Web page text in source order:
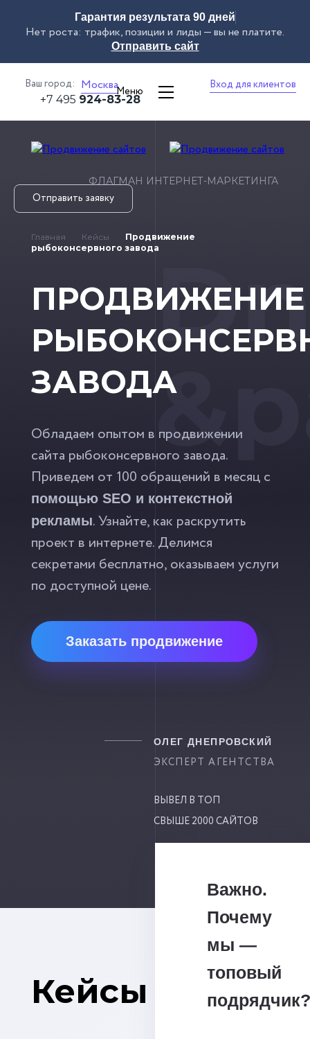
Гарантия результата 90 дней
Нет роста: трафик, позиции и лиды — вы не платите.
Отправить сайт
Ваш город: МоскваМеню
Вход для клиентов
+7 495 924-83-28
ФЛАГМАН ИНТЕРНЕТ-МАРКЕТИНГА
Отправить заявку
Главная Кейсы
Продвижение
рыбоконсервного завода
ПРОДВИЖЕНИЕ
ЗАВОДА
Обладаем опытом в продвижении
сайта рыбоконсервного завода.
Приведем от 100 обращений в месяц с
помощью SEO и контекстной
рекламы. Узнайте, как раскрутить
проект в интернете. Делимся
секретами бесплатно, оказываем услуги
по доступной цене.
Заказать продвижение
ОЛЕГ ДНЕПРОВСКИЙ
ЭКСПЕРТ АГЕНТСТВА
ВЫВЕЛ В ТОП
СВЫШЕ 2000 САЙТОВ
Кейсы
Важно.
Почему
мы —
топовый
подрядчик?